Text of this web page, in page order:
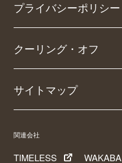
プライバシーポリシー
クーリング・オフ
サイトマップ
関連会社
TIMELESS WAKABA